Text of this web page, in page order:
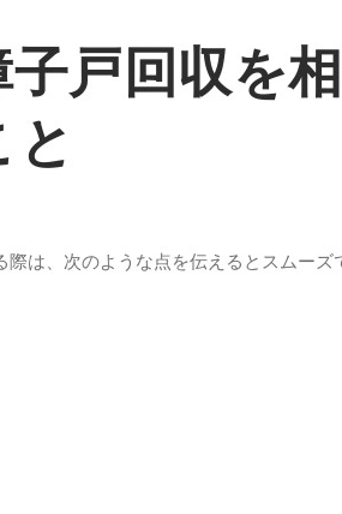
戸回収を
は、次のような点を伝えるとスムーズ